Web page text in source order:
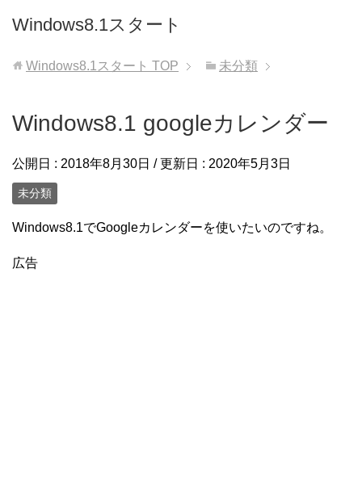
Windows8.1スタート
Windows8.1スタート TOP 未分類
Windows8.1 googleカレンダー
公開日 : 2018年8月30日 / 更新日 : 2020年5月3日
未分類
Windows8.1でGoogleカレンダーを使いたいのですね。
広告